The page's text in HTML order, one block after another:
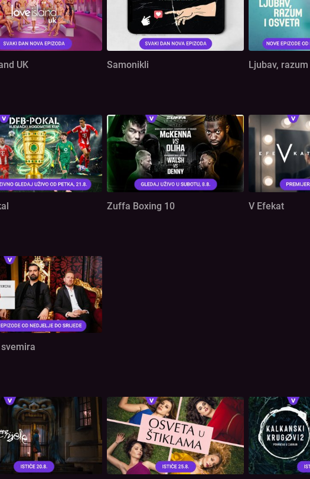
UK Samonikli Ljubav,
Zuffa Boxing 10 V Efekat